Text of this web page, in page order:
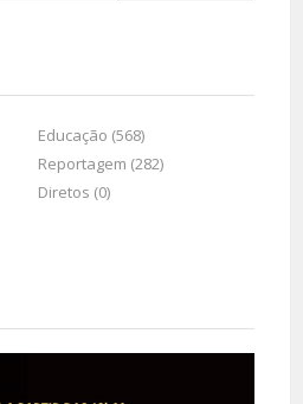
Educação (568)
Reportagem (282)
Diretos (0)